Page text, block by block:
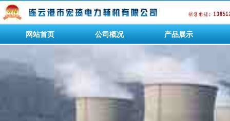
网站首页 公司概况 产品展示